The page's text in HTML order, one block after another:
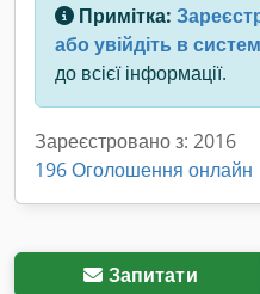
Примітка:
або увійдіть в
до всієї інформації.
Зареєстровано з: 2016
196 Оголошення онлайн
Запитати